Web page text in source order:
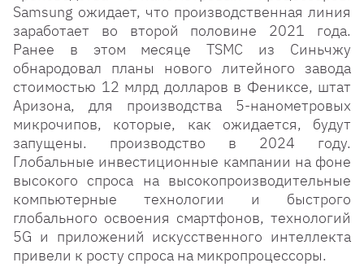
Samsung ожидает, что производственная линия
заработает во второй половине 2021 года.
Ранее в этом месяце TSMC из Синьчжу
обнародовал планы нового литейного завода
стоимостью 12 млрд долларов в Фениксе, штат
Аризона, для производства 5-нанометровых
микрочипов, которые, как ожидается, будут
запущены. производство в 2024 году.
Глобальные инвестиционные кампании на фоне
высокого спроса на высокопроизводительные
компьютерные технологии и быстрого
глобального освоения смартфонов, технологий
5G и приложений искусственного интеллекта
привели к росту спроса на микропроцессоры.